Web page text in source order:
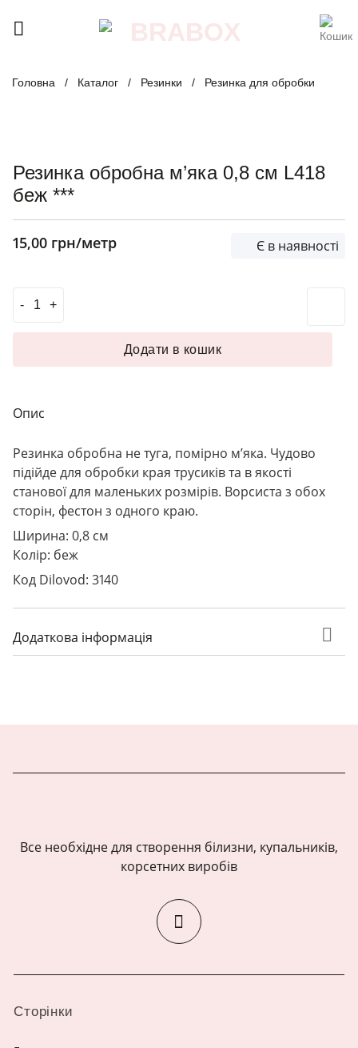
Головна / Каталог / Резинки / Резинка для обробки
Резинка обробна м’яка 0,8 см L418
беж ***
15,00 грн/метр Є в наявності
Опис
Резинка обробна не туга, помірно м’яка. Чудово
підійде для обробки края трусиків та в якості
станової для маленьких розмірів. Ворсиста з обох
сторін, фестон з одного краю.
Ширина: 0,8 см
Колір: беж
Код Dilovod: 3140
Додаткова інформація
Резинка обробна м'яка 0,8 см L418 беж *** кількість
Додати в кошик
Все необхідне для створення білизни, купальників,
корсетних виробів
Сторінки